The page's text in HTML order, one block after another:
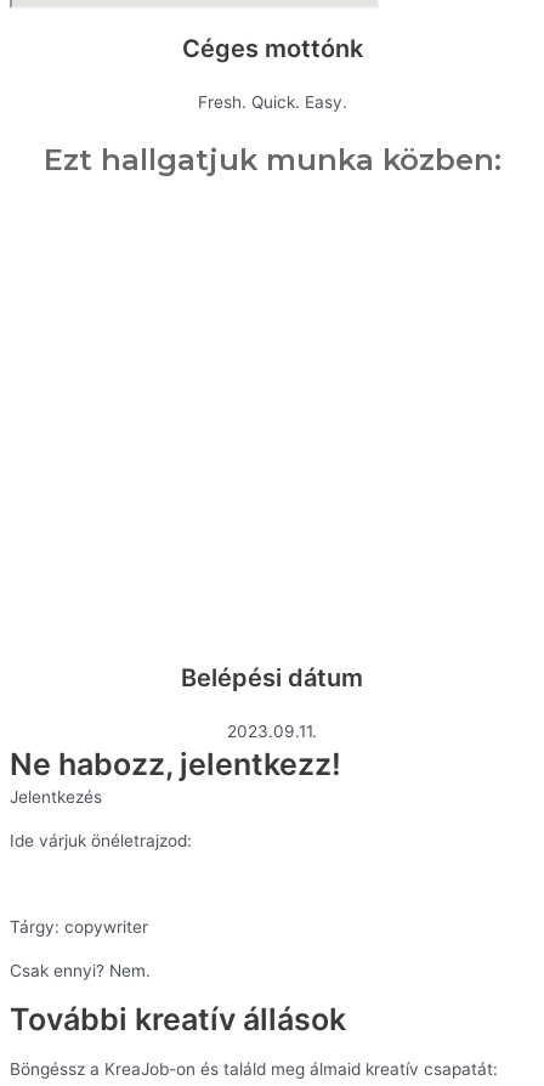
Céges mottónk
Fresh. Quick. Easy.
Ezt hallgatjuk munka közben:
Belépési dátum
2023.09.11.
Ne habozz, jelentkezz!
Jelentkezés
Ide várjuk önéletrajzod:
Tárgy: copywriter
Csak ennyi? Nem.
További kreatív állások
Böngéssz a KreaJob-on és találd meg álmaid kreatív csapatát: